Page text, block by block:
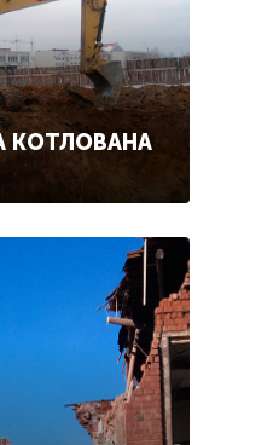
КОТЛОВАНА